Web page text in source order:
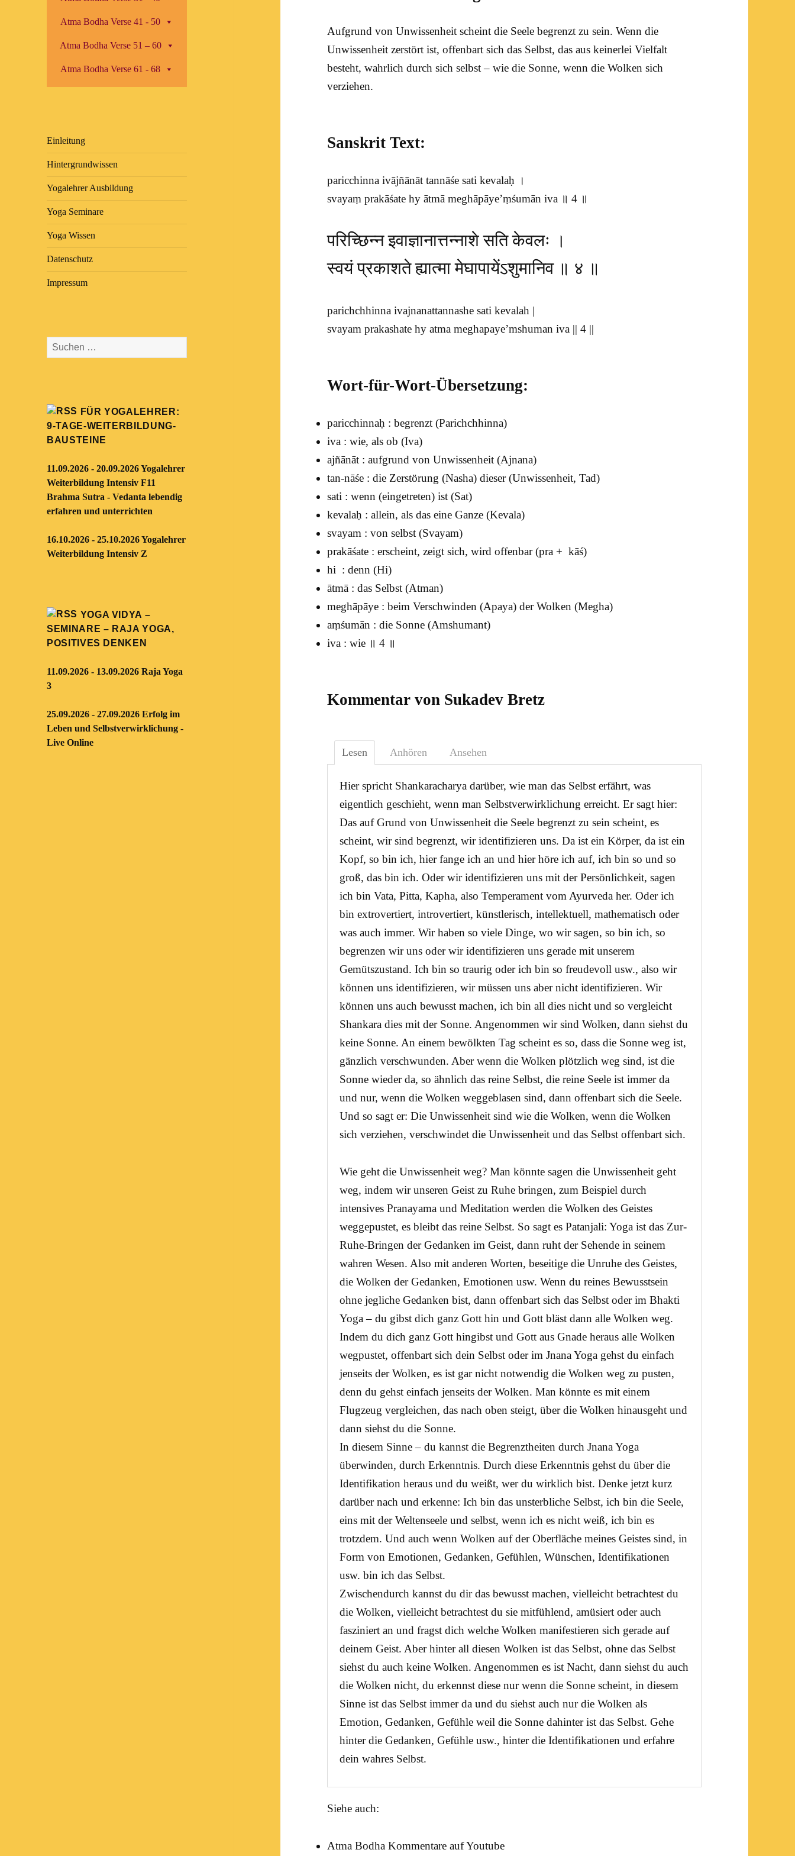
Atma Bodha Verse 41 - 50
Atma Bodha Verse 51 – 60
Atma Bodha Verse 61 - 68
Einleitung
Hintergrundwissen
Yogalehrer Ausbildung
Yoga Seminare
Yoga Wissen
Datenschutz
Impressum
Suchen
nach:
FÜR YOGALEHRER:
9-TAGE-WEITERBILDUNG-
BAUSTEINE
11.09.2026 - 20.09.2026 Yogalehrer
Weiterbildung Intensiv F11
Brahma Sutra - Vedanta lebendig
erfahren und unterrichten
16.10.2026 - 25.10.2026 Yogalehrer
Weiterbildung Intensiv Z
YOGA VIDYA –
SEMINARE – RAJA YOGA,
POSITIVES DENKEN
11.09.2026 - 13.09.2026 Raja Yoga
3
25.09.2026 - 27.09.2026 Erfolg im
Leben und Selbstverwirklichung -
Live Online
Aufgrund von Unwissenheit scheint die Seele begrenzt zu sein. Wenn die
Unwissenheit zerstört ist, offenbart sich das Selbst, das aus keinerlei Vielfalt
besteht, wahrlich durch sich selbst – wie die Sonne, wenn die Wolken sich
verziehen.
Sanskrit Text:
paricchinna ivājñānāt tannāśe sati kevalaḥ ।
svayaṃ prakāśate hy ātmā meghāpāye’ṃśumān iva ॥ 4 ॥
परिच्छिन्न इवाज्ञानात्तन्नाशे सति केवलः ।
स्वयं प्रकाशते ह्यात्मा मेघापायेंऽशुमानिव ॥ ४ ॥
parichchhinna ivajnanattannashe sati kevalah |
svayam prakashate hy atma meghapaye’mshuman iva || 4 ||
Wort-für-Wort-Übersetzung:
paricchinnaḥ : begrenzt (Parichchhinna)
iva : wie, als ob (Iva)
ajñānāt : aufgrund von Unwissenheit (Ajnana)
tan-nāśe : die Zerstörung (Nasha) dieser (Unwissenheit,Tad)
sati : wenn (eingetreten) ist (Sat)
kevalaḥ : allein, als das eine Ganze (Kevala)
svayam : von selbst (Svayam)
prakāśate : erscheint, zeigt sich, wird offenbar (pra +kāś)
hi : denn (Hi)
ātmā : das Selbst (Atman)
meghāpāye : beim Verschwinden (Apaya) der Wolken (Megha)
aṃśumān : die Sonne (Amshumant)
iva : wie ॥ 4 ॥
Kommentar von Sukadev Bretz
Lesen Anhören Ansehen
Hier spricht Shankaracharya darüber, wie man das Selbst erfährt, was
eigentlich geschieht, wenn man Selbstverwirklichung erreicht. Er sagt hier:
Das auf Grund von Unwissenheit die Seele begrenzt zu sein scheint, es
scheint, wir sind begrenzt, wir identifizieren uns. Da ist ein Körper, da ist ein
Kopf, so bin ich, hier fange ich an und hier höre ich auf, ich bin so und so
groß, das bin ich. Oder wir identifizieren uns mit der Persönlichkeit, sagen
ich binVata,Pitta,Kapha, also Temperament vom Ayurveda her. Oder ich
bin extrovertiert, introvertiert, künstlerisch, intellektuell, mathematisch oder
was auch immer. Wir haben so viele Dinge, wo wir sagen, so bin ich, so
begrenzen wir uns oder wir identifizieren uns gerade mit unserem
Gemütszustand. Ich bin so traurig oder ich bin so freudevoll usw., also wir
können uns identifizieren, wir müssen uns aber nicht identifizieren. Wir
können uns auch bewusst machen, ich bin all dies nicht und so vergleicht
Shankara dies mit der Sonne. Angenommen wir sind Wolken, dann siehst du
keine Sonne. An einem bewölkten Tag scheint es so, dass die Sonne weg ist,
gänzlich verschwunden. Aber wenn die Wolken plötzlich weg sind, ist die
Sonne wieder da, so ähnlich das reine Selbst, die reine Seele ist immer da
und nur, wenn die Wolken weggeblasen sind, dann offenbart sich die Seele.
Und so sagt er: Die Unwissenheit sind wie die Wolken, wenn die Wolken
sich verziehen, verschwindet dieUnwissenheit und das Selbst offenbart sich.
Wie geht die Unwissenheit weg? Man könnte sagen die Unwissenheit geht
weg, indem wir unserenGeist zu Ruhe bringen, zum Beispiel durch
intensivesPranayama undMeditation werden die Wolken des Geistes
weggepustet, es bleibt das reine Selbst. So sagt es Patanjali: Yoga ist das Zur-
Ruhe-Bringen der Gedanken im Geist, dann ruht der Sehende in seinem
wahren Wesen. Also mit anderen Worten, beseitige die Unruhe des Geistes,
die Wolken der Gedanken, Emotionen usw. Wenn du reinesBewusstsein
ohne jegliche Gedanken bist, dann offenbart sich das Selbst oder imBhakti
Yoga – du gibst dich ganzGott hin und Gott bläst dann alle Wolken weg.
Indem du dich ganz Gott hingibst und Gott aus Gnade heraus alle Wolken
wegpustet, offenbart sich dein Selbst oder imJnana Yoga gehst du einfach
jenseits der Wolken, es ist gar nicht notwendig die Wolken weg zu pusten,
denn du gehst einfach jenseits der Wolken. Man könnte es mit einem
Flugzeug vergleichen, das nach oben steigt, über die Wolken hinausgeht und
dann siehst du die Sonne.
In diesem Sinne – du kannst die Begrenztheiten durch Jnana Yoga
überwinden, durchErkenntnis. Durch diese Erkenntnis gehst du über die
Identifikation heraus und du weißt, wer du wirklich bist. Denke jetzt kurz
darüber nach und erkenne: Ich bin das unsterbliche Selbst, ich bin die Seele,
eins mit der Weltenseele und selbst, wenn ich es nicht weiß, ich bin es
trotzdem. Und auch wenn Wolken auf der Oberfläche meines Geistes sind, in
Form von Emotionen, Gedanken, Gefühlen, Wünschen, Identifikationen
usw. bin ich das Selbst.
Zwischendurch kannst du dir das bewusst machen, vielleicht betrachtest du
die Wolken, vielleicht betrachtest du sie mitfühlend, amüsiert oder auch
fasziniert an und fragst dich welche Wolken manifestieren sich gerade auf
deinem Geist. Aber hinter all diesen Wolken ist das Selbst, ohne das Selbst
siehst du auch keine Wolken. Angenommen es ist Nacht, dann siehst du auch
die Wolken nicht, du erkennst diese nur wenn die Sonne scheint, in diesem
Sinne ist das Selbst immer da und du siehst auch nur die Wolken als
Emotion, Gedanken, Gefühle weil die Sonne dahinter ist das Selbst. Gehe
hinter die Gedanken, Gefühle usw., hinter die Identifikationen und erfahre
dein wahres Selbst.
Siehe auch:
Atma Bodha Kommentare auf Youtube